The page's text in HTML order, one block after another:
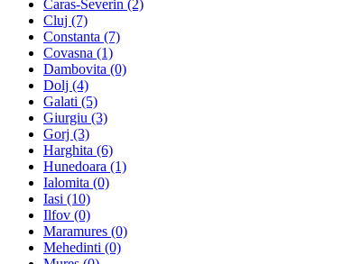
Caras-Severin (2)
Cluj (7)
Constanta (7)
Covasna (1)
Dambovita (0)
Dolj (4)
Galati (5)
Giurgiu (3)
Gorj (3)
Harghita (6)
Hunedoara (1)
Ialomita (0)
Iasi (10)
Ilfov (0)
Maramures (0)
Mehedinti (0)